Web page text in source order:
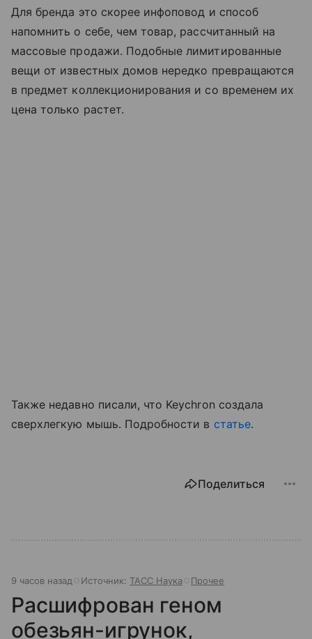
Для бренда это скорее инфоповод и способ
напомнить о себе, чем товар, рассчитанный на
массовые продажи. Подобные лимитированные
вещи от известных домов нередко превращаются
в предмет коллекционирования и со временем их
цена только растет.
Также недавно писали, что Keychron создала
сверхлегкую мышь. Подробности в статье.
Поделиться
9 часов назад Источник: ТАСС Наука Прочее
Расшифрован геном
обезьян-игрунок,